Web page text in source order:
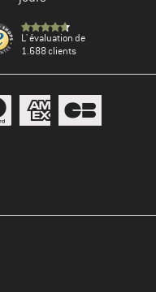
L' évaluation de
1.688 clients